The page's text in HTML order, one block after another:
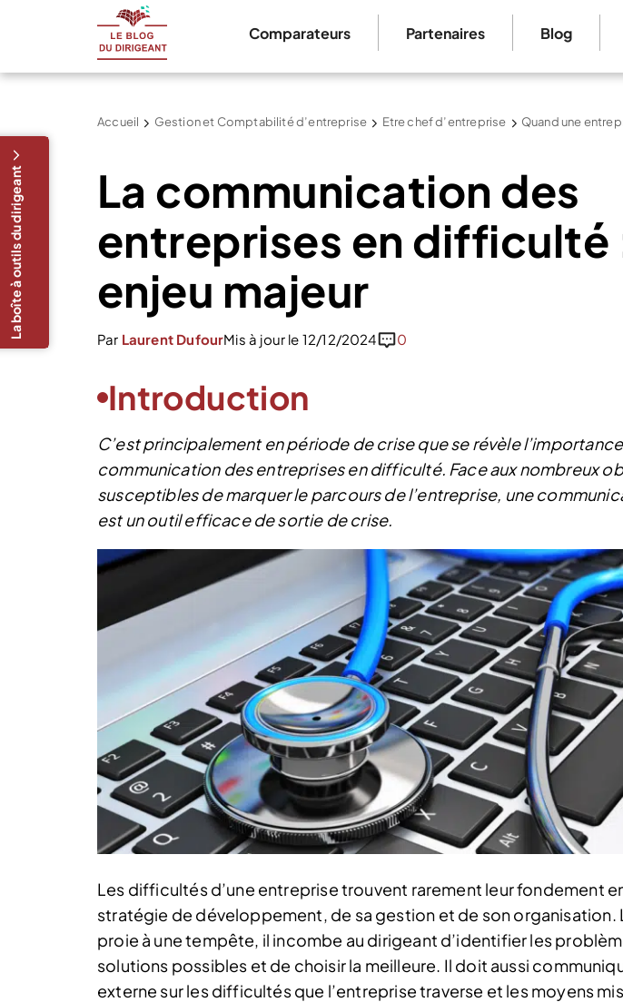
Comparateurs Partenaires Blog
Accueil Gestion et Comptabilité d’entreprise Etre chef d’entreprise Quand une
La communication des
entreprises en difficulté
enjeu majeur
Par Laurent DufourMis à jour le 12/12/2024 0
Introduction
C’est principalement en période de crise que se révèle
communication des entreprises en difficulté. Face aux nombreux
susceptibles de marquer le parcours de l’entreprise, une
est un outil efficace de sortie de crise.
La boîte à outils du dirigeant
Les difficultés d’une entreprise trouvent rarement leur fondement
stratégie de développement, de sa gestion et de son organisation.
proie à une tempête, il incombe au dirigeant d’identifier les
solutions possibles et de choisir la meilleure. Il doit aussi
externe sur les difficultés que l’entreprise traverse et les moyens